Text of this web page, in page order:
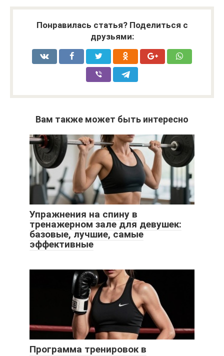
Понравилась статья? Поделиться с
друзьями:
Вам также может быть интересно
Упражнения на спину в
тренажерном зале для девушек:
базовые, лучшие, самые
эффективные
Программа тренировок в